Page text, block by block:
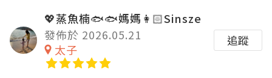
💖蒸魚楠🐟🐟媽媽👩🏻Sinsze
發佈於 2026.05.21
太子
追蹤